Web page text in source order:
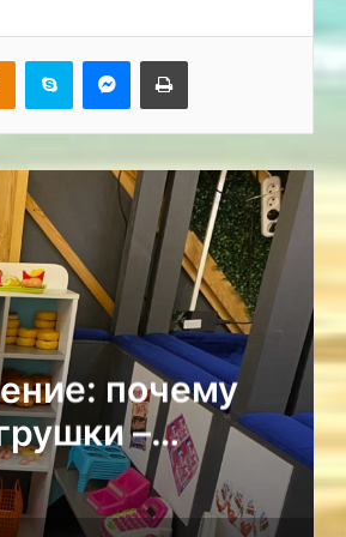
Одноклассники
Skype MessengerПечатать
почему
–